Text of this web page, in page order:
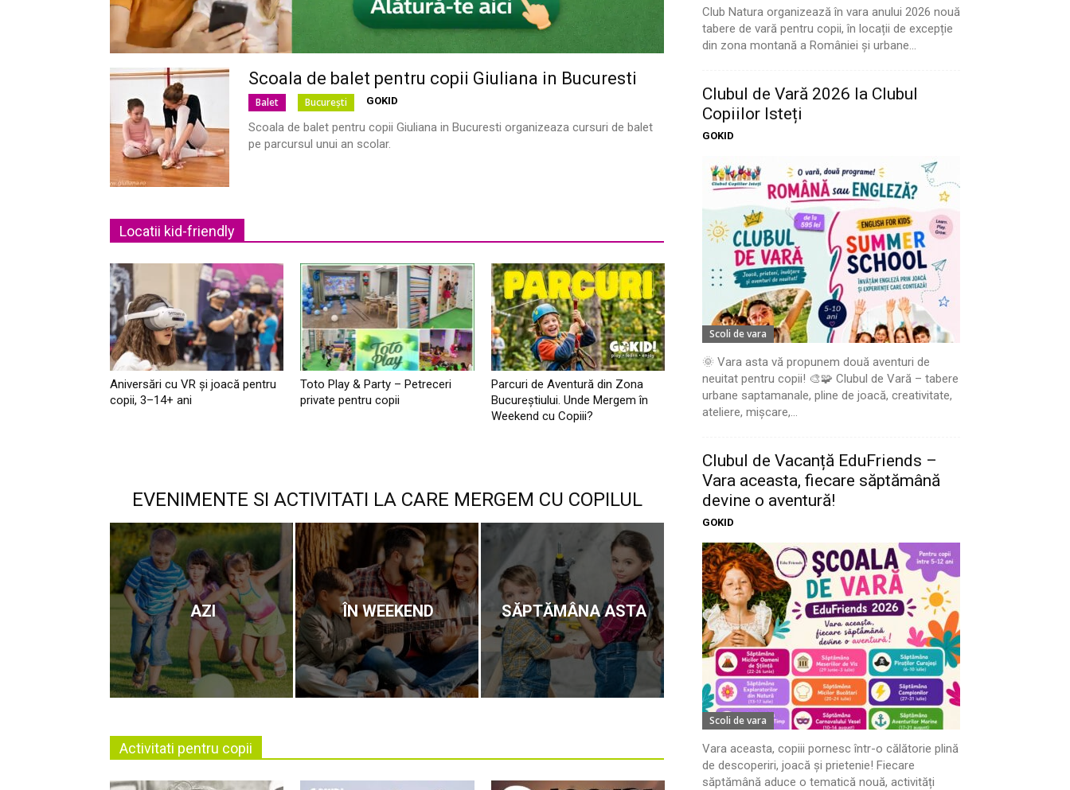
Scoala de balet pentru copii Giuliana in Bucuresti
Balet București GOKID
Scoala de balet pentru copii Giuliana in Bucuresti organizeaza cursuri de balet
pe parcursul unui an scolar.
Locatii kid-friendly
Aniversări cu VR și joacă pentru
copii, 3–14+ ani
Toto Play & Party – Petreceri
private pentru copii
Parcuri de Aventură din Zona
Bucureştiului. Unde Mergem în
Weekend cu Copiii?
EVENIMENTE SI ACTIVITATI LA CARE MERGEM CU COPILUL
AZI ÎN WEEKEND SĂPTĂMÂNA ASTA
Activitati pentru copii
Club Natura organizează în vara anului 2026 nouă
tabere de vară pentru copii, în locații de excepție
din zona montană a României și urbane...
Clubul de Vară 2026 la Clubul
Copiilor Isteți
GOKID
Scoli de vara
🌞 Vara asta vă propunem două aventuri de
neuitat pentru copii! 🎨🧩 Clubul de Vară – tabere
urbane saptamanale, pline de joacă, creativitate,
ateliere, mișcare,...
Clubul de Vacanță EduFriends –
Vara aceasta, fiecare săptămână
devine o aventură!
GOKID
Scoli de vara
Vara aceasta, copiii pornesc într-o călătorie plină
de descoperiri, joacă și prietenie! Fiecare
săptămână aduce o tematică nouă, activități